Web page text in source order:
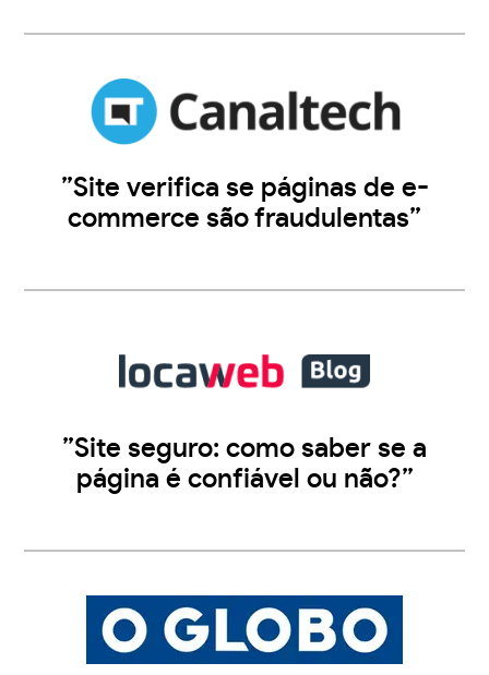
”Site verifica se páginas de e-
commerce são fraudulentas”
”Site seguro: como saber se a
página é confiável ou não?”